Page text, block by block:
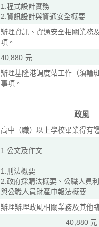
1.程式設計實務
2.資訊設計與資通安全概要
辦理資訊、資通安全相關業務
項。
40,880 元
辦理基隆港調度站工作（須輪
事項。
政風
高中（職）以上學校畢業得有
1.公文及作文
1.刑法概要
2.政府採購法概要、公職人員
與公職人員財產申報法概要
辦理辦理政風相關業務及其他
40,880 元